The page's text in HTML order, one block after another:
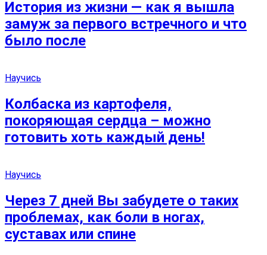
История из жизни — как я вышла
замуж за первого встречного и что
было после
Научись
Колбаска из картофеля,
покоряющая сердца – можно
готовить хоть каждый день!
Научись
Через 7 дней Вы забудете о таких
проблемах, как боли в ногах,
суставах или спине